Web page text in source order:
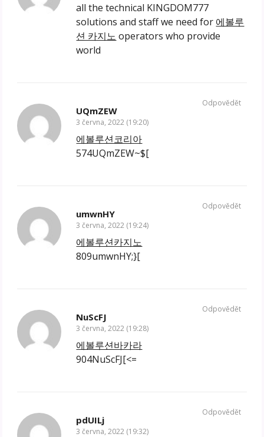
all the technical KINGDOM777
solutions and staff we need for 에볼루
션 카지노 operators who provide
world
UQmZEW
3 června, 2022 (19:20)
에볼루션코리아
574UQmZEW~$[
Odpovědět
umwnHY
3 června, 2022 (19:24)
에볼루션카지노
809umwnHY;}[
Odpovědět
NuScFJ
3 června, 2022 (19:28)
에볼루션바카라
904NuScFJ[<=
Odpovědět
pdUILj
3 června, 2022 (19:32)
Odpovědět